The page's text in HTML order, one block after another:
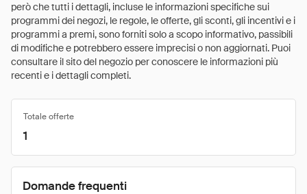
però che tutti i dettagli, incluse le informazioni specifiche sui
programmi dei negozi, le regole, le offerte, gli sconti, gli incentivi e i
programmi a premi, sono forniti solo a scopo informativo, passibili
di modifiche e potrebbero essere imprecisi o non aggiornati. Puoi
consultare il sito del negozio per conoscere le informazioni più
recenti e i dettagli completi.
Totale offerte
1
Domande frequenti